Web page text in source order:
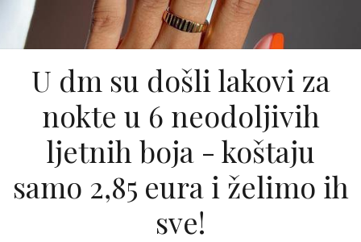
U dm su došli lakovi za
nokte u 6 neodoljivih
ljetnih boja - koštaju
samo 2,85 eura i želimo ih
sve!